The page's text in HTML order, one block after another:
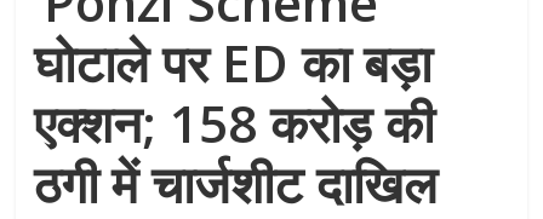
घोटाले पर ED का बड़ा
एक्शन; 158 करोड़ की
ठगी में चार्जशीट दाखिल